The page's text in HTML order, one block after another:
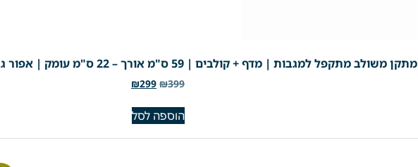
מתקן משולב מתקפל למגבות | מדף + קולבים | 59 ס"מ אורך – 22 ס"מ עומק | אפור גרפיט | מק"ט 201GR
₪399
₪299
הוספה לסל